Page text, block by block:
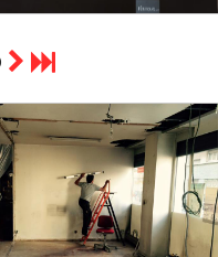
DU MAGASIN S'EST
POUR PROPOSER UNE